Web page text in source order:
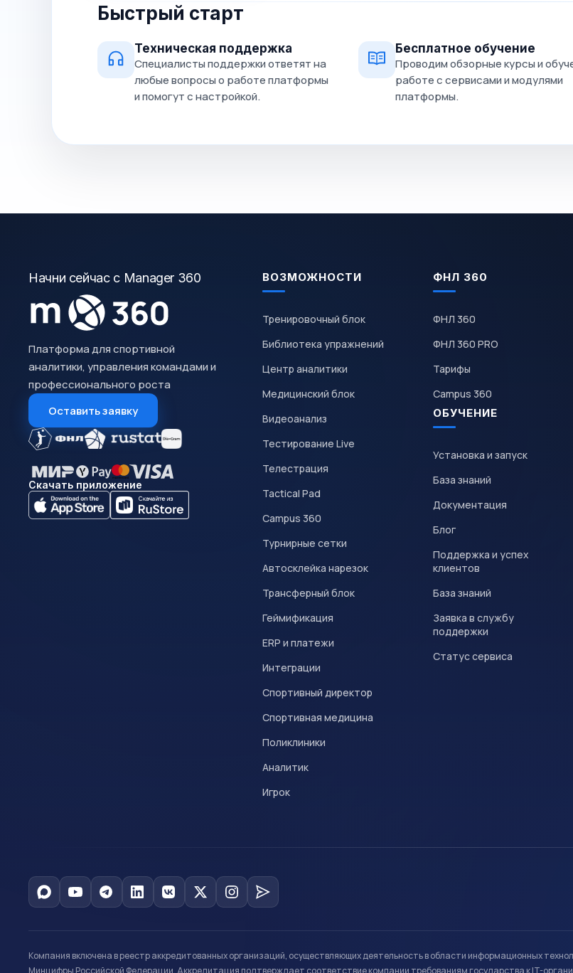
Быстрый старт
Техническая поддержка
Специалисты поддержки ответят на
любые вопросы о работе платформы
и помогут с настройкой.
Бесплатное обучение
Проводим обзорные курсы и
работе с сервисами и модулями
платформы.
Начни сейчас с Manager 360
Платформа для спортивной
аналитики, управления командами и
профессионального роста
Оставить заявку
Скачать приложение
ВОЗМОЖНОСТИ
Тренировочный блок
Библиотека упражнений
Центр аналитики
Медицинский блок
Видеоанализ
Тестирование Live
Телестрация
Tactical Pad
Campus 360
Турнирные сетки
Автосклейка нарезок
Трансферный блок
Геймификация
ERP и платежи
Интеграции
Спортивный директор
Спортивная медицина
Поликлиники
Аналитик
Игрок
ФНЛ 360
ФНЛ 360
ФНЛ 360 PRO
Тарифы
Campus 360
ОБУЧЕНИЕ
Установка и запуск
База знаний
Документация
Блог
Поддержка и успех
клиентов
База знаний
Заявка в службу
поддержки
Статус сервиса
Компания включена в реестр аккредитованных организаций, осуществляющих деятельность в области информационных
Минцифры Российской Федерации. Аккредитация подтверждает соответствие компании требованиям государства к IT-